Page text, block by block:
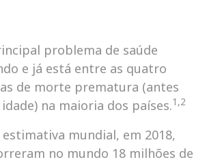
problema de saúde
e já está entre as quatro
de morte prematura (antes
na maioria dos países.1,2
mundial, em 2018,
no mundo 18 milhões de